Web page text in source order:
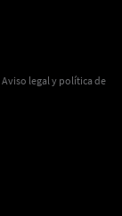
Aviso legal y política de